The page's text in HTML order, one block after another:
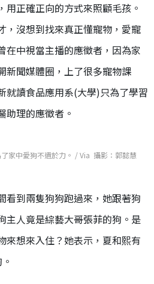
用正確正向的方式來照顧毛孩。
，沒想到找來真正懂寵物，愛寵
在中視當主播的應徵者，因為家
新聞媒體圈，上了很多寵物課
就讀食品應用系(大學)只為了學習
助理的應徵者。
家中愛狗不遺於力。 / Via 攝影：郭懿慧
看到兩隻狗狗跑過來，她跟著狗
主人竟是綜藝大哥張菲的狗。是
來想來入住？她表示，夏和熙有